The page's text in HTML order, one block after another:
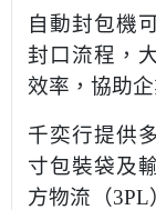
自動封包機
封口流程，
效率，協助
千奕行提供
寸包裝袋及
方物流（